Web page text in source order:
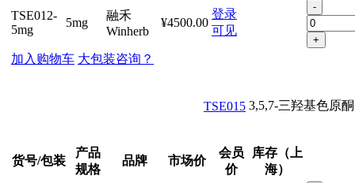
TSE012-
5mg
5mg
融禾
Winherb
¥4500.00
登录
可见
-
+
加入购物车 大包装咨询？
TSE015 3,5,7-三羟基色原酮
货号/包装
产品
规格
品牌 市场价
会员
价
库存（上
海）